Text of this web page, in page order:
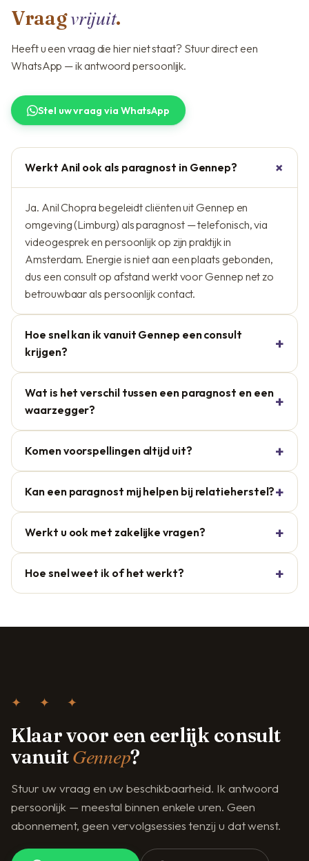
Vraagvrijuit.
Heeft u een vraag die hier niet staat? Stuur direct een
WhatsApp — ik antwoord persoonlijk.
Stel uw vraag via WhatsApp
Werkt Anil ook als paragnost in Gennep?
Ja. Anil Chopra begeleidt cliënten uit Gennep en
omgeving (Limburg) als paragnost — telefonisch, via
videogesprek en persoonlijk op zijn praktijk in
Amsterdam. Energie is niet aan een plaats gebonden,
dus een consult op afstand werkt voor Gennep net zo
betrouwbaar als persoonlijk contact.
Hoe snel kan ik vanuit Gennep een consult
krijgen?
Wat is het verschil tussen een paragnost en een
waarzegger?
Komen voorspellingen altijd uit?
Kan een paragnost mij helpen bij relatieherstel?
Werkt u ook met zakelijke vragen?
Hoe snel weet ik of het werkt?
✦ ✦ ✦
Klaar voor een eerlijk consult
vanuitGennep?
Stuur uw vraag en uw beschikbaarheid. Ik antwoord
persoonlijk — meestal binnen enkele uren. Geen
abonnement, geen vervolgsessies tenzij u dat wenst.